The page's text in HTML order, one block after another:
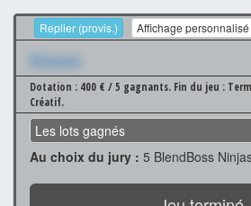
Replier (provis.) Affichage personnalisé
Xxxxxxx
Dotation : 400 € / 5 gagnants. Fin du jeu :
Créatif.
Les lots gagnés
Au choix du jury : 5 BlendBoss